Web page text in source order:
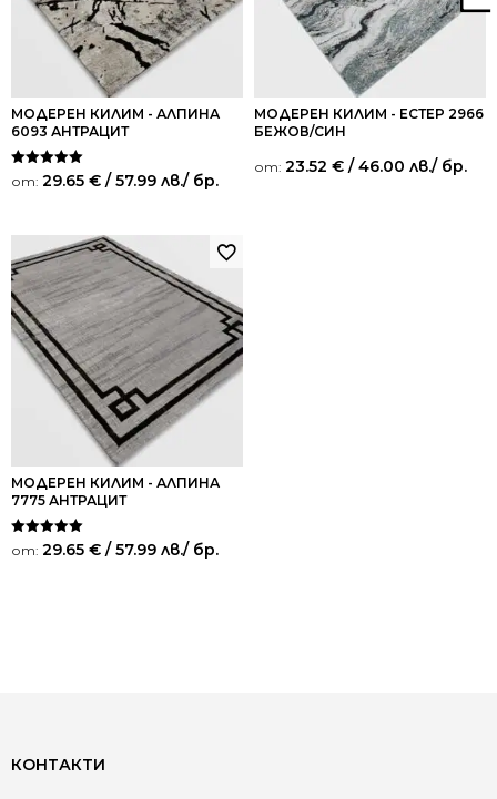
МОДЕРЕН КИЛИМ - АЛПИНА
6093 АНТРАЦИТ
Оценено на
5.00
от: 29.65 € / 57.99 лв./ бр.
МОДЕРЕН КИЛИМ - ЕСТЕР 2966
БЕЖОВ/СИН
от: 23.52 € / 46.00 лв./ бр.
МОДЕРЕН КИЛИМ - АЛПИНА
7775 АНТРАЦИТ
Оценено на
5.00
от: 29.65 € / 57.99 лв./ бр.
КОНТАКТИ